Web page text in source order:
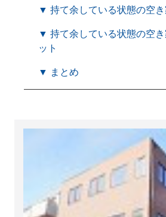
▼ 持て余している状態の空
▼ 持て余している状態の空き
ット
▼ まとめ